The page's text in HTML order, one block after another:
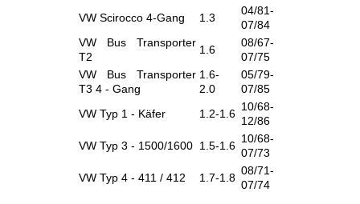
VW Scirocco 4-Gang 1.3
04/81-
07/84
VW Bus Transporter
T2
1.6
08/67-
07/75
VW Bus Transporter
T3 4 - Gang
1.6-
2.0
05/79-
07/85
VW Typ 1 - Käfer
1.2-1.6
10/68-
12/86
VW Typ 3 - 1500/1600 1.5-1.6
10/68-
07/73
VW Typ 4 - 411 / 412
1.7-1.8
08/71-
07/74